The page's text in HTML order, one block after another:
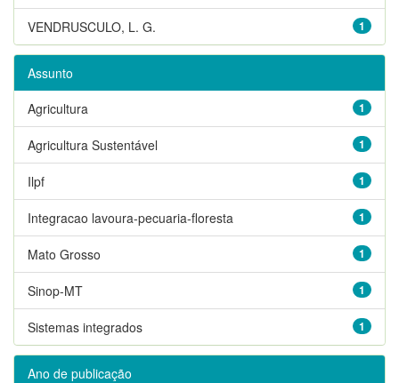
1
VENDRUSCULO, L. G.
Assunto
1
Agricultura
1
Agricultura Sustentável
1
Ilpf
1
Integracao lavoura-pecuaria-floresta
1
Mato Grosso
1
Sinop-MT
1
Sistemas integrados
Ano de publicação